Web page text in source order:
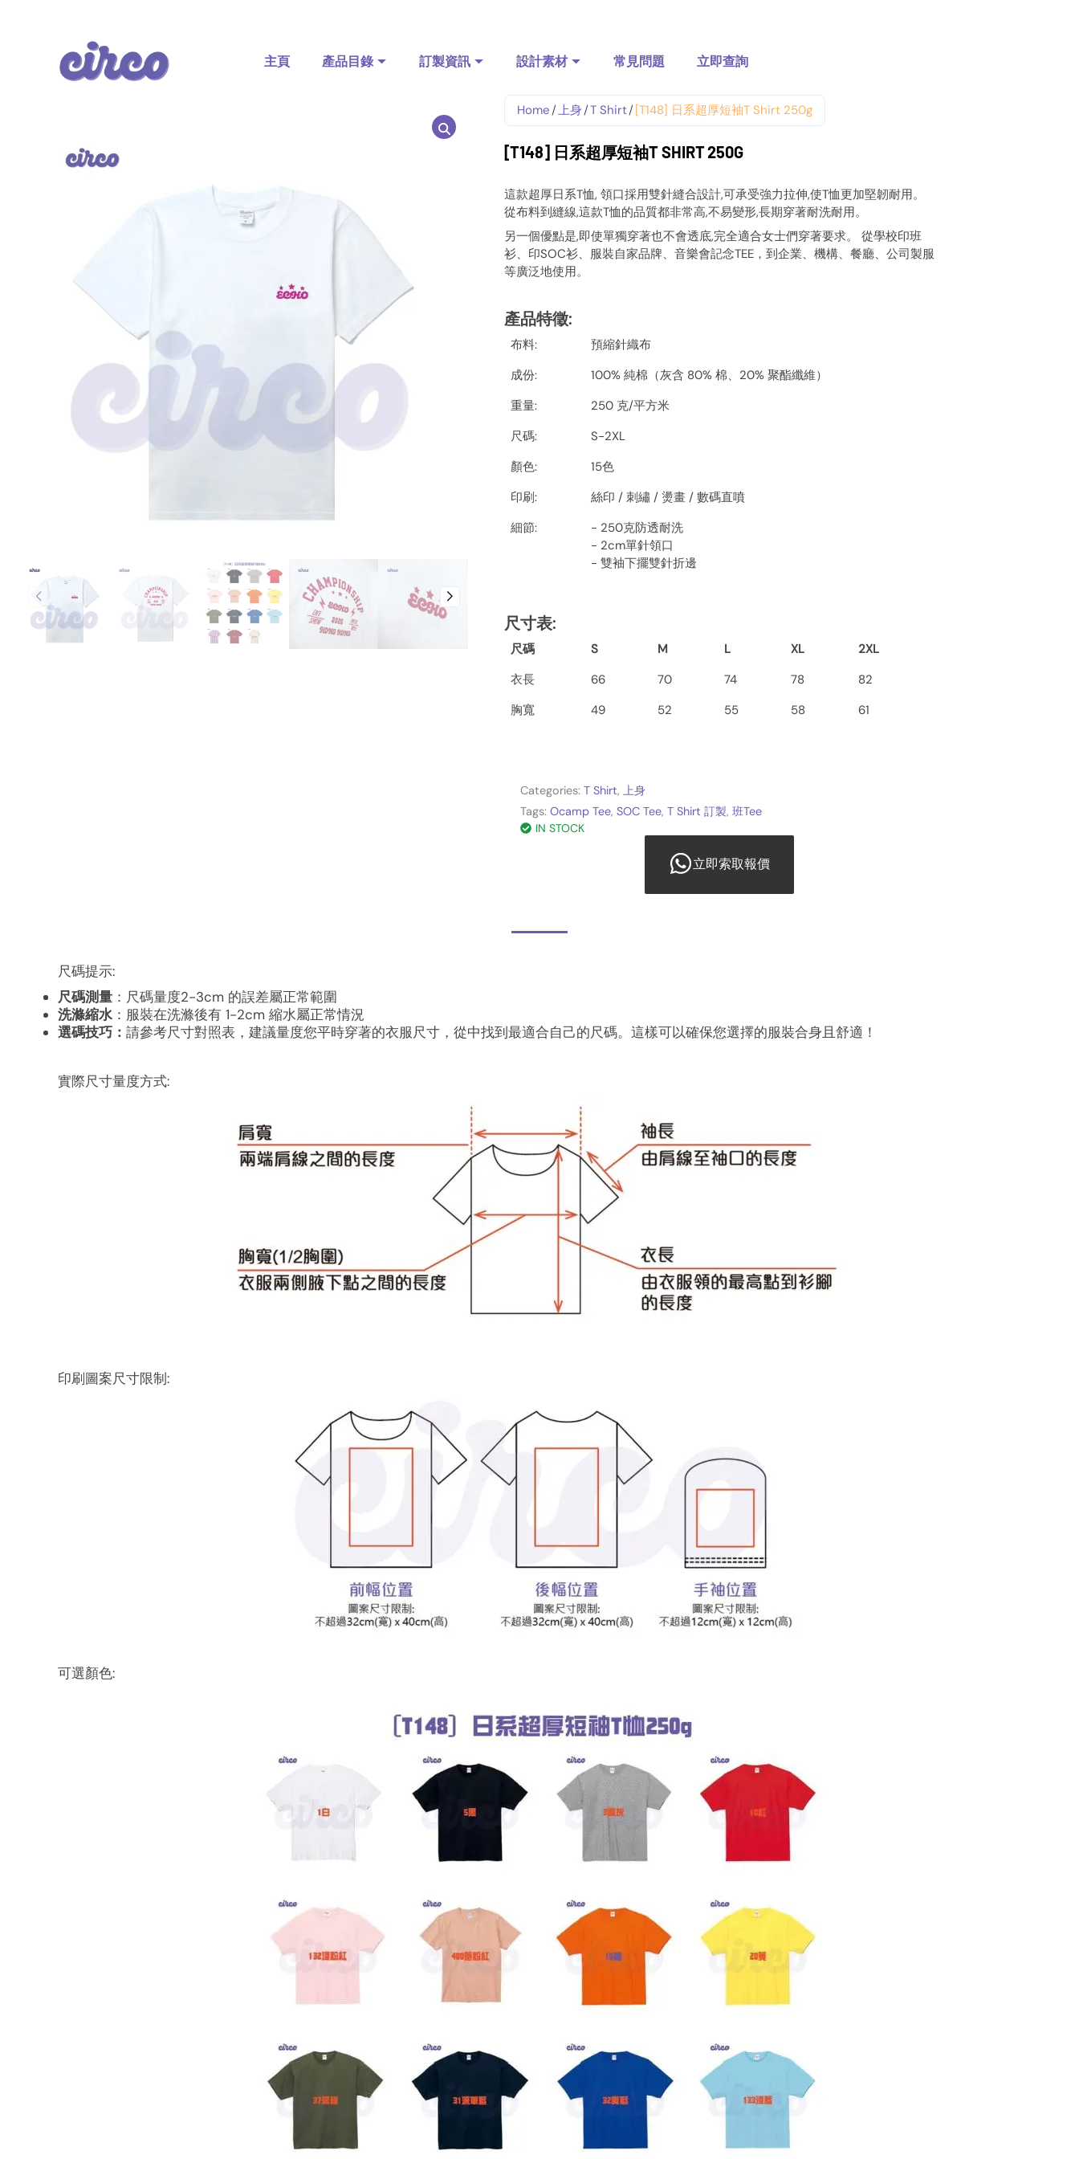
主頁 產品目錄 訂製資訊 設計素材 常見問題 立即查詢
Home /上身 /T Shirt/[T148] 日系超厚短袖T Shirt 250g
[T148] 日系超厚短袖T SHIRT 250G
這款超厚日系T恤, 領口採用雙針縫合設計,可承受強力拉伸,使T恤更加堅韌耐用。
從布料到縫線,這款T恤的品質都非常高,不易變形,長期穿著耐洗耐用。
另一個優點是,即使單獨穿著也不會透底,完全適合女士們穿著要求。 從學校印班
衫、印SOC衫、服裝自家品牌、音樂會記念TEE，到企業、機構、餐廳、公司製服
等廣泛地使用。
產品特徵:
布料:
預縮針織布
成份:
100% 純棉（灰含 80% 棉、20% 聚酯纖維）
重量:
250 克/平方米
尺碼:
S-2XL
顏色:
15色
印刷:
絲印 / 刺繡 / 燙畫 / 數碼直噴
細節:
- 250克防透耐洗
- 2cm單針領口
- 雙袖下擺雙針折邊
尺寸表:
尺碼 S M L XL
2XL
衣長
66 70 74 78
82
胸寬
49 52 55 58 61
Categories: T Shirt, 上身
Tags: Ocamp Tee, SOC Tee, T Shirt 訂製, 班Tee
IN STOCK
立即索取報價
尺碼提示:
尺碼測量 ：尺碼量度2-3cm 的誤差屬正常範圍
洗滌縮水 ：服裝在洗滌後有 1-2cm 縮水屬正常情況
選碼技巧： 請參考尺寸對照表，建議量度您平時穿著的衣服尺寸，從中找到最適合自己的尺碼。這樣可以確保您選擇的服裝合身且舒適！
實際尺寸量度方式:
印刷圖案尺寸限制:
可選顏色: